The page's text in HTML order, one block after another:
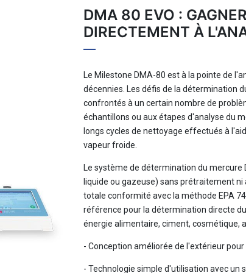
DMA 80 EVO :
DIRECTEMENT À
Le Milestone DMA-80 est à la pointe de
décennies. Les défis de la détermination
confrontés à un certain nombre de
échantillons ou aux étapes d'analyse du
longs cycles de nettoyage effectués à
vapeur froide.
Le système de détermination du
liquide ou gazeuse) sans prétraitement
totale conformité avec la méthode EPA
référence pour la détermination directe
énergie alimentaire, ciment, cosmétique,
- Conception améliorée de l'extérieur
- Technologie simple d'utilisation avec un